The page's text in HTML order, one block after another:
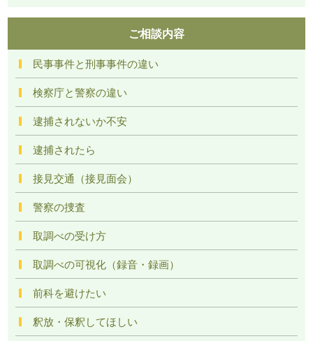
ご相談内容
民事事件と刑事事件の違い
検察庁と警察の違い
逮捕されないか不安
逮捕されたら
接見交通（接見面会）
警察の捜査
取調べの受け方
取調べの可視化（録音・録画）
前科を避けたい
釈放・保釈してほしい